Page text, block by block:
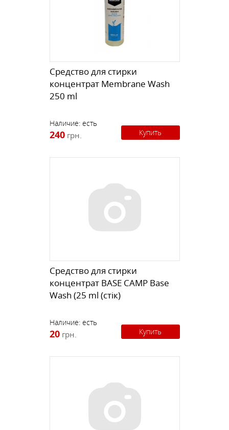
Средство для стирки
концентрат Membrane Wash
250 ml
Наличие: есть
240 грн. Купить
Средство для стирки
концентрат BASE CAMP Base
Wash (25 ml (стік)
Наличие: есть
20 грн. Купить